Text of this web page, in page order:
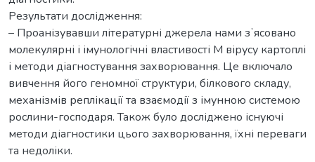
Результати дослідження:
– Проанізувавши літературні джерела нами зʼясовано
молекулярні і імунологічні властивості М вірусу картоплі
і методи діагностування захворювання. Це включало
вивчення його геномної структури, білкового складу,
механізмів реплікації та взаємодії з імунною системою
рослини-господаря. Також було досліджено існуючі
методи діагностики цього захворювання, їхні переваги
та недоліки.